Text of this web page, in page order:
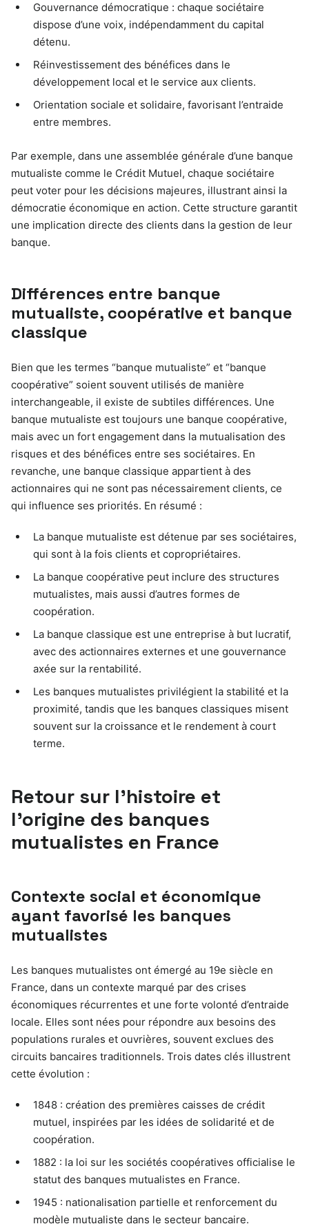
Gouvernance démocratique : chaque sociétaire
dispose d’une voix, indépendamment du capital
détenu.
Réinvestissement des bénéfices dans le
développement local et le service aux clients.
Orientation sociale et solidaire, favorisant l’entraide
entre membres.
Par exemple, dans une assemblée générale d’une banque
mutualiste comme le Crédit Mutuel, chaque sociétaire
peut voter pour les décisions majeures, illustrant ainsi la
démocratie économique en action. Cette structure garantit
une implication directe des clients dans la gestion de leur
banque.
Différences entre banque
mutualiste, coopérative et banque
classique
Bien que les termes “banque mutualiste” et “banque
coopérative” soient souvent utilisés de manière
interchangeable, il existe de subtiles différences. Une
banque mutualiste est toujours une banque coopérative,
mais avec un fort engagement dans la mutualisation des
risques et des bénéfices entre ses sociétaires. En
revanche, une banque classique appartient à des
actionnaires qui ne sont pas nécessairement clients, ce
qui influence ses priorités. En résumé :
La banque mutualiste est détenue par ses sociétaires,
qui sont à la fois clients et copropriétaires.
La banque coopérative peut inclure des structures
mutualistes, mais aussi d’autres formes de
coopération.
La banque classique est une entreprise à but lucratif,
avec des actionnaires externes et une gouvernance
axée sur la rentabilité.
Les banques mutualistes privilégient la stabilité et la
proximité, tandis que les banques classiques misent
souvent sur la croissance et le rendement à court
terme.
Retour sur l’histoire et
l’origine des banques
mutualistes en France
Contexte social et économique
ayant favorisé les banques
mutualistes
Les banques mutualistes ont émergé au 19e siècle en
France, dans un contexte marqué par des crises
économiques récurrentes et une forte volonté d’entraide
locale. Elles sont nées pour répondre aux besoins des
populations rurales et ouvrières, souvent exclues des
circuits bancaires traditionnels. Trois dates clés illustrent
cette évolution :
1848 : création des premières caisses de crédit
mutuel, inspirées par les idées de solidarité et de
coopération.
1882 : la loi sur les sociétés coopératives officialise le
statut des banques mutualistes en France.
1945 : nationalisation partielle et renforcement du
modèle mutualiste dans le secteur bancaire.